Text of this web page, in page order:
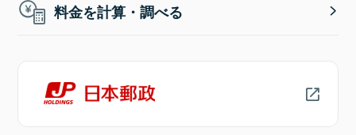
料金を計算・調べる